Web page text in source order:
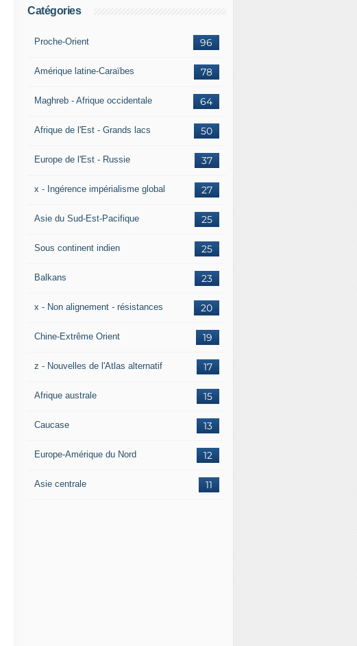
Catégories
96
Proche-Orient
78
Amérique latine-Caraïbes
64
Maghreb - Afrique occidentale
50
Afrique de l'Est - Grands lacs
37
Europe de l'Est - Russie
27
x - Ingérence impérialisme global
25
Asie du Sud-Est-Pacifique
25
Sous continent indien
23
Balkans
20
x - Non alignement - résistances
19
Chine-Extrême Orient
17
z - Nouvelles de l'Atlas alternatif
15
Afrique australe
13
Caucase
12
Europe-Amérique du Nord
11
Asie centrale